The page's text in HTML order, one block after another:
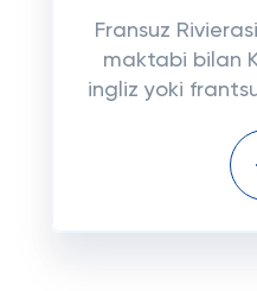
Fransuz
maktabi bilan
ingliz yoki